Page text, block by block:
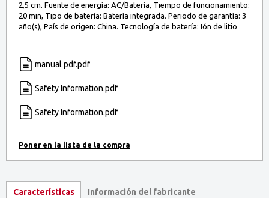
2,5 cm. Fuente de energía: AC/Batería, Tiempo de funcionamiento:
20 min, Tipo de batería: Batería integrada. Periodo de garantía: 3
año(s), País de origen: China. Tecnología de batería: Ión de litio
manual pdf.pdf
Safety Information.pdf
Safety Information.pdf
Características Información del fabricante